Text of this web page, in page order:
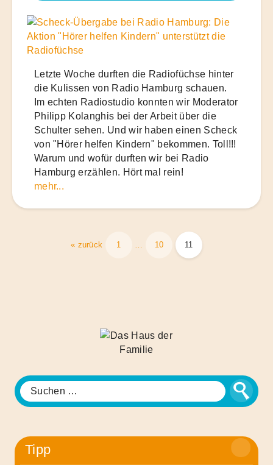
Letzte Woche durften die Radiofüchse hinter
die Kulissen von Radio Hamburg schauen.
Im echten Radiostudio konnten wir Moderator
Philipp Kolanghis bei der Arbeit über die
Schulter sehen. Und wir haben einen Scheck
von "Hörer helfen Kindern" bekommen. Toll!!!
Warum und wofür durften wir bei Radio
Hamburg erzählen. Hört mal rein!
mehr...
Seitennummerierung
« zurück 1 10 11
Familie
Suche
Suchen
nach:
Tipp